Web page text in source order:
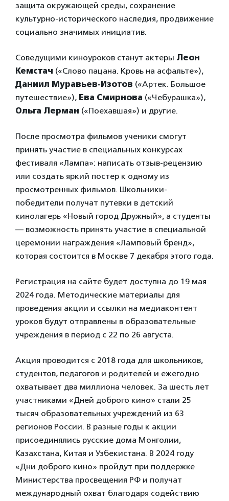
защита окружающей среды, сохранение
культурно-исторического наследия, продвижение
социально значимых инициатив.
Соведущими киноуроков станут актеры Леон
Кемстач («Слово пацана. Кровь на асфальте»),
Даниил Муравьев-Изотов («Артек. Большое
путешествие»), Ева Смирнова («Чебурашка»),
Ольга Лерман («Поехавшая») и другие.
После просмотра фильмов ученики смогут
принять участие в специальных конкурсах
фестиваля «Лампа»: написать отзыв-рецензию
или создать яркий постер к одному из
просмотренных фильмов. Школьники-
победители получат путевки в детский
кинолагерь «Новый город Дружный», а студенты
— возможность принять участие в специальной
церемонии награждения «Ламповый бренд»,
которая состоится в Москве 7 декабря этого года.
Регистрация на сайте будет доступна до 19 мая
2024 года. Методические материалы для
проведения акции и ссылки на медиаконтент
уроков будут отправлены в образовательные
учреждения в период с 22 по 26 августа.
Акция проводится с 2018 года для школьников,
студентов, педагогов и родителей и ежегодно
охватывает два миллиона человек. За шесть лет
участниками «Дней доброго кино» стали 25
тысяч образовательных учреждений из 63
регионов России. В разные годы к акции
присоединялись русские дома Монголии,
Казахстана, Китая и Узбекистана. В 2024 году
«Дни доброго кино» пройдут при поддержке
Министерства просвещения РФ и получат
международный охват благодаря содействию